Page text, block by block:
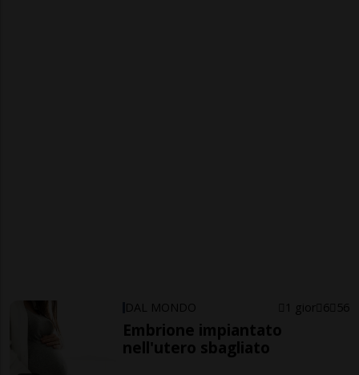
DAL MONDO 1 gior 6 56
Embrione impiantato
nell'utero sbagliato